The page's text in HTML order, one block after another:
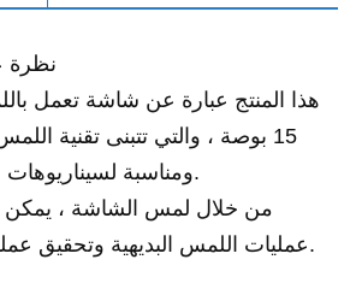
1.
هذا المنتج عبارة عن شاشة تعمل
15 بوصة ، والتي تتبنى تقنية
ومناسبة لسيناريوهات التطبيقات المختلفة.
من خلال لمس الشاشة ، يمكن
عمليات اللمس البديهية وتحقيق عمليات اللمس المتعدد.